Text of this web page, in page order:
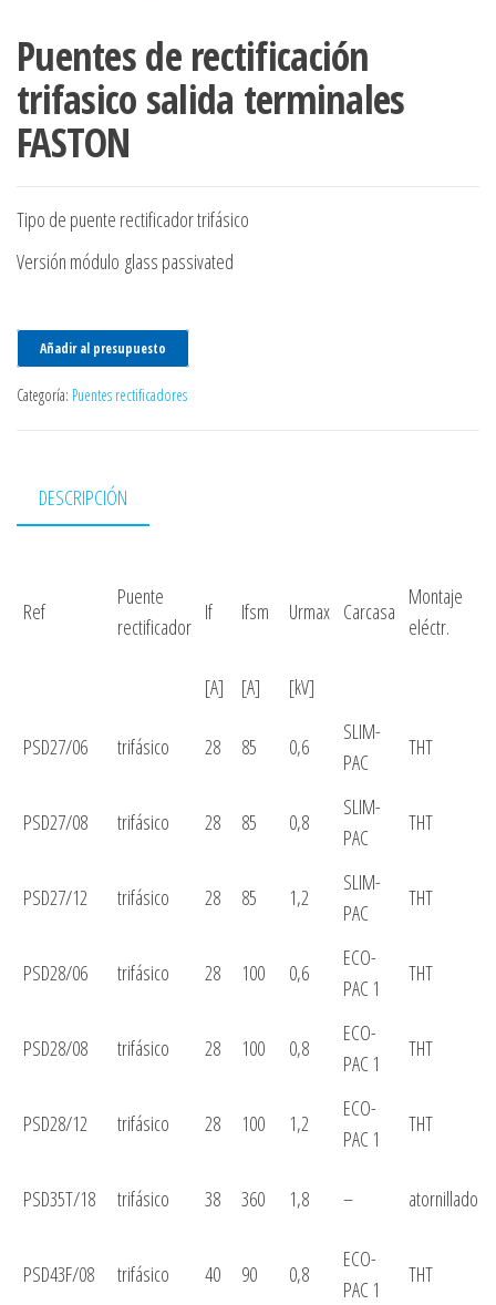
Puentes de rectificación
trifasico salida terminales
FASTON
Tipo de puente rectificador trifásico
Versión módulo glass passivated
Añadir al presupuesto
Categoría: Puentes rectificadores
DESCRIPCIÓN
Ref
Puente
rectificador
If Ifsm Urmax Carcasa
Montaje
eléctr.
[A] [A] [kV]
PSD27/06 trifásico 28 85 0,6
SLIM-
PAC
THT
PSD27/08 trifásico 28 85 0,8
SLIM-
PAC
THT
PSD27/12 trifásico 28 85 1,2
SLIM-
PAC
THT
PSD28/06 trifásico 28 100 0,6
ECO-
PAC 1
THT
PSD28/08 trifásico 28 100 0,8
ECO-
PAC 1
THT
PSD28/12 trifásico 28 100 1,2
ECO-
PAC 1
THT
PSD35T/18 trifásico 38 360 1,8 – atornillado
PSD43F/08 trifásico 40 90 0,8
ECO-
PAC 1
THT